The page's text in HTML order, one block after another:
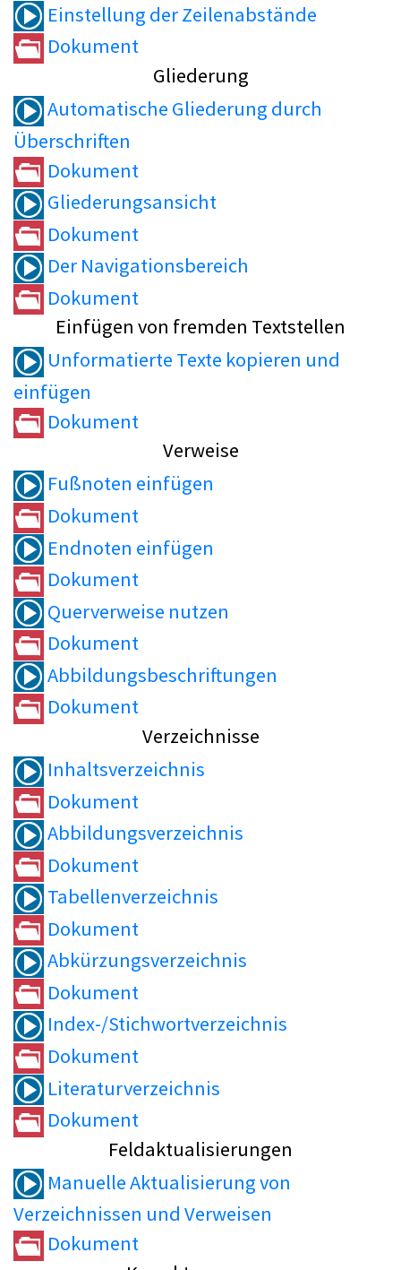
Einstellung der Zeilenabstände
Dokument
Gliederung
Automatische Gliederung durch
Überschriften
Dokument
Gliederungsansicht
Dokument
Der Navigationsbereich
Dokument
Einfügen von fremden Textstellen
Unformatierte Texte kopieren und
einfügen
Dokument
Verweise
Fußnoten einfügen
Dokument
Endnoten einfügen
Dokument
Querverweise nutzen
Dokument
Abbildungsbeschriftungen
Dokument
Verzeichnisse
Inhaltsverzeichnis
Dokument
Abbildungsverzeichnis
Dokument
Tabellenverzeichnis
Dokument
Abkürzungsverzeichnis
Dokument
Index-/Stichwortverzeichnis
Dokument
Literaturverzeichnis
Dokument
Feldaktualisierungen
Manuelle Aktualisierung von
Verzeichnissen und Verweisen
Dokument